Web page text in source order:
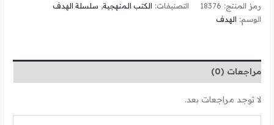
رمز المنتج: 18376 التصنيفات: الكتب المنهجية, سلسلة الهدف
الوسم: الهدف
مراجعات (0)
لا توجد مراجعات بعد.